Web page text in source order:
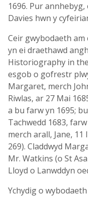
1696. Pur
Davies hwn y
Ceir gwybodaeth
yn ei draethawd
Historiography in
esgob o gofrestr
Margaret, merch
Riwlas, ar 27 Mai
a bu farw yn 1695;
Tachwedd 1683,
merch arall, Jane, 11
269). Claddwyd
Mr. Watkins (o St
Lloyd o Lanwddyn
Ychydig o